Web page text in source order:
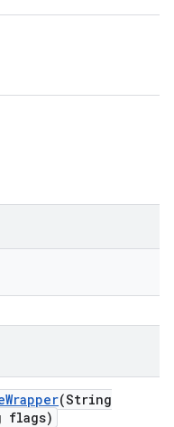
Wrapper(String
flags)